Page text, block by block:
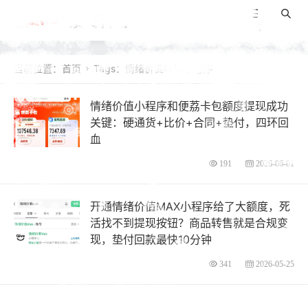
当前位置： 首页  Tags：情绪价值MAX小程序
情绪价值小程序和便荔卡包额度提现成功
关键：硬通货+比价+合同+垫付，四环回
血
191 2026-06-01
开通情绪价值MAX小程序给了大额度，死
活找不到提现按钮？商品转售就是合规变
现，垫付回款最快10分钟
341 2026-05-25